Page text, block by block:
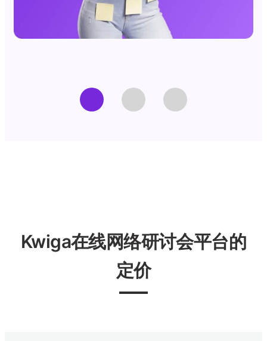
Kwiga在线网络研讨会平台的
定价